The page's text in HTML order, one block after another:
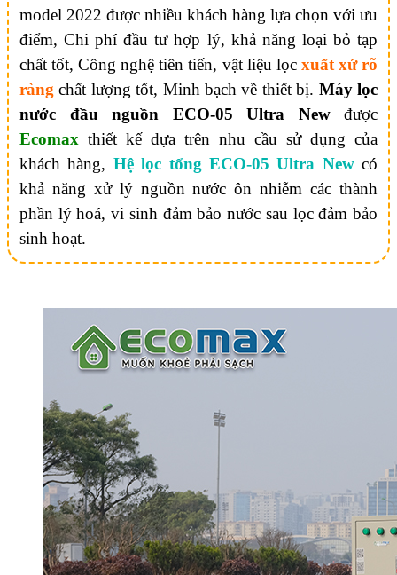
model 2022 được nhiều khách hàng lựa chọn với ưu
điểm, Chi phí đầu tư hợp lý, khả năng loại bỏ tạp
chất tốt, Công nghệ tiên tiến, vật liệu lọc xuất xứ rõ
ràng chất lượng tốt, Minh bạch về thiết bị. Máy lọc
nước đầu nguồn ECO-05 Ultra Newđược
Ecomax thiết kế dựa trên nhu cầu sử dụng của
khách hàng, Hệ lọc tổng ECO-05 Ultra Newcó
khả năng xử lý nguồn nước ôn nhiễm các thành
phần lý hoá, vi sinh đảm bảo nước sau lọc đảm bảo
sinh hoạt.